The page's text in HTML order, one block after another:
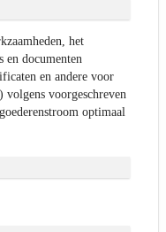
het
en documenten
en andere voor
voorgeschreven
optimaal